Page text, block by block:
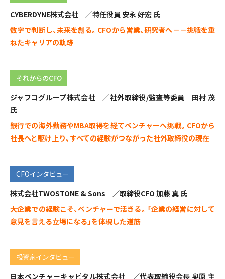
CYBERDYNE株式会社 ／特任役員 安永 好宏 氏
数字で判断し、未来を創る。CFOから営業、研究者へ－－挑戦を重
ねたキャリアの軌跡
それからのCFO
ジャフコグループ株式会社 ／社外取締役/監査等委員 田村 茂
氏
銀行での海外勤務やMBA取得を経てベンチャーへ挑戦。CFOから
社長へと駆け上り、すべての経験がつながった社外取締役の現在
CFOインタビュー
株式会社TWOSTONE & Sons ／取締役CFO 加藤 真 氏
大企業での経験こそ、ベンチャーで活きる。「企業の経営に対して
意見を言える立場になる」を体現した道筋
投資家インタビュー
日本ベンチャーキャピタル株式会社 ／代表取締役会長 奥原 主